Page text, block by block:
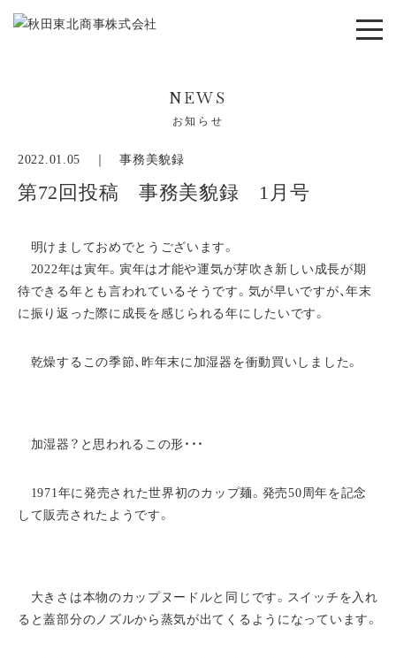
NEWS
お知らせ
2022.01.05 ｜事務美貌録
第72回投稿 事務美貌録 1月号
明けましておめでとうございます。
2022年は寅年。寅年は才能や運気が芽吹き新しい成長が期
待できる年とも言われているそうです。気が早いですが、年末
に振り返った際に成長を感じられる年にしたいです。
乾燥するこの季節、昨年末に加湿器を衝動買いしました。
加湿器？と思われるこの形・・・
1971年に発売された世界初のカップ麺。発売50周年を記念
して販売されたようです。
大きさは本物のカップヌードルと同じです。スイッチを入れ
ると蓋部分のノズルから蒸気が出てくるようになっています。